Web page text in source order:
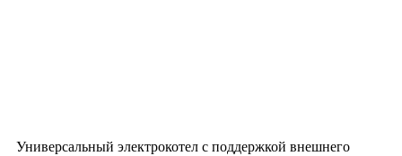
Универсальный электрокотел с поддержкой внешнего